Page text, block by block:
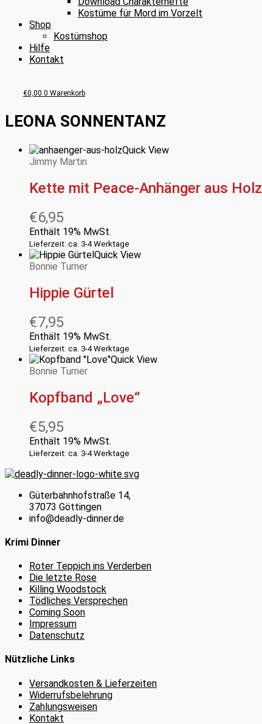
Kostüme für Mord im Vorzelt
Shop
Kostümshop
Hilfe
Kontakt
€0,00 0 Warenkorb
LEONA SONNENTANZ
Quick View
Jimmy Martin
Kette mit Peace-Anhänger aus Holz
€6,95
Enthält 19% MwSt.
Lieferzeit: ca. 3-4 Werktage
Quick View
Bonnie Turner
Hippie Gürtel
€7,95
Enthält 19% MwSt.
Lieferzeit: ca. 3-4 Werktage
Quick View
Bonnie Turner
Kopfband „Love“
€5,95
Enthält 19% MwSt.
Lieferzeit: ca. 3-4 Werktage
Güterbahnhofstraße 14,
37073 Göttingen
info@deadly-dinner.de
Krimi Dinner
Roter Teppich ins Verderben
Die letzte Rose
Killing Woodstock
Tödliches Versprechen
Coming Soon
Impressum
Datenschutz
Nützliche Links
Versandkosten & Lieferzeiten
Widerrufsbelehrung
Zahlungsweisen
Kontakt